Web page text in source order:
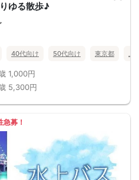
ゆる散歩♪
40代向け 50代向け 東京都 上
1,000円
5,300円
急募！